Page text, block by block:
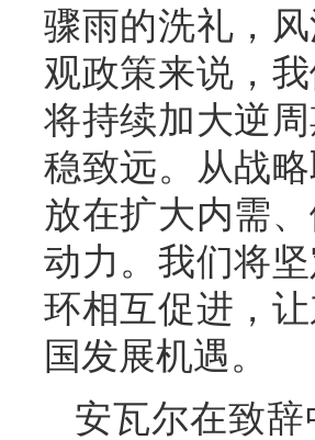
骤雨的洗礼，
观政策来说，
将持续加大逆
稳致远。从战
放在扩大内需
动力。我们将
环相互促进，
国发展机遇。
安瓦尔在致